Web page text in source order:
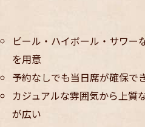
ビール・ハイボール・サワー
を用意
予約なしでも当日席が確保で
カジュアルな雰囲気から上質
が広い